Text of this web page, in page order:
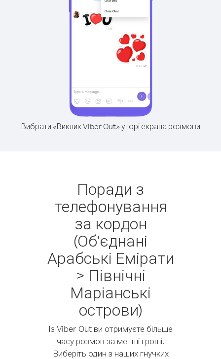
Вибрати «Виклик Viber Out» угорі екрана розмови
Поради з
телефонування
за кордон
(Об'єднані
Арабські Емірати
> Північні
Маріанські
острови)
Із Viber Out ви отримуєте більше
часу розмов за менші гроші.
Виберіть один з наших гнучких